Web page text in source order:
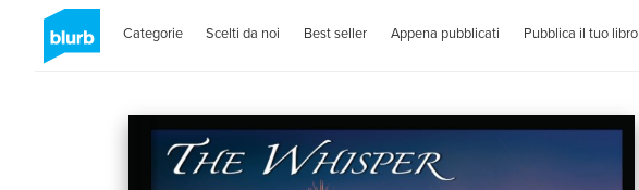
Categorie Scelti da noi Best seller Appena pubblicati Pubblica il tuo libro